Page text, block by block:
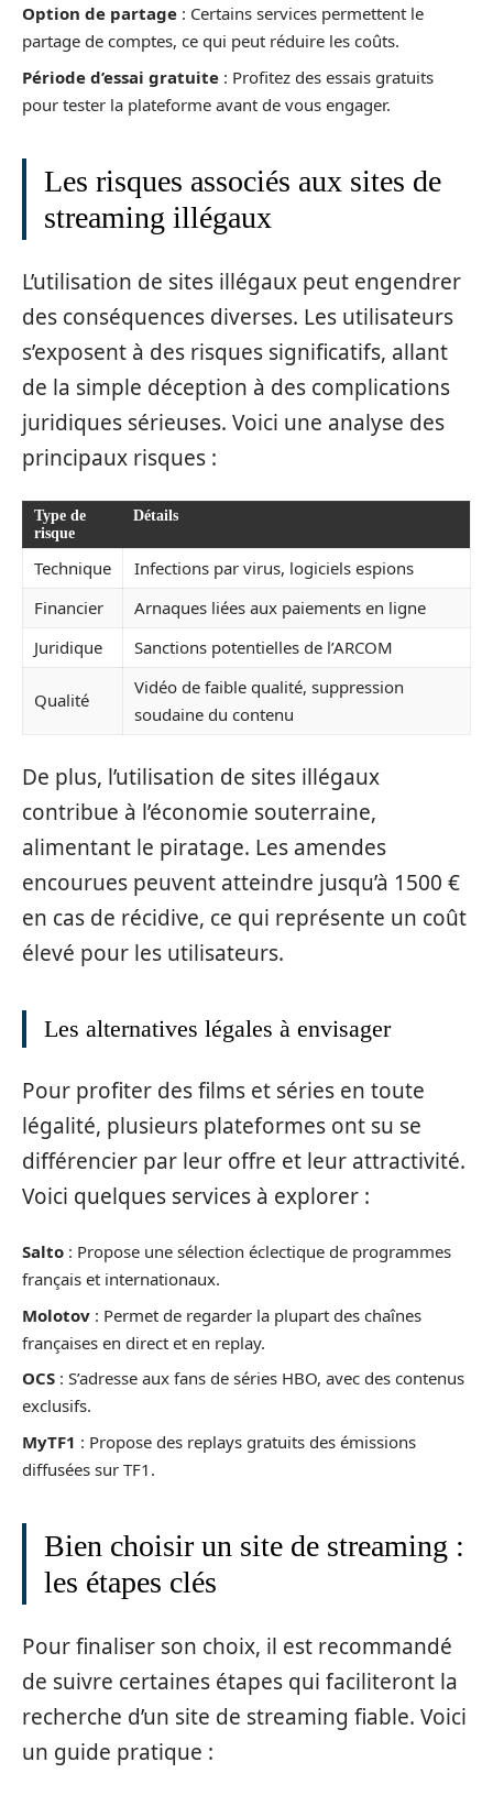
Option de partage : Certains services permettent le
partage de comptes, ce qui peut réduire les coûts.
Période d’essai gratuite : Profitez des essais gratuits
pour tester la plateforme avant de vous engager.
Les risques associés aux sites de
streaming illégaux
L’utilisation de sites illégaux peut engendrer
des conséquences diverses. Les utilisateurs
s’exposent à des risques significatifs, allant
de la simple déception à des complications
juridiques sérieuses. Voici une analyse des
principaux risques :
Type de
risque
Détails
Technique
Infections par virus, logiciels espions
Financier
Arnaques liées aux paiements en ligne
Juridique
Sanctions potentielles de l’ARCOM
Qualité
Vidéo de faible qualité, suppression
soudaine du contenu
De plus, l’utilisation de sites illégaux
contribue à l’économie souterraine,
alimentant le piratage. Les amendes
encourues peuvent atteindre jusqu’à 1500 €
en cas de récidive, ce qui représente un coût
élevé pour les utilisateurs.
Les alternatives légales à envisager
Pour profiter des films et séries en toute
légalité, plusieurs plateformes ont su se
différencier par leur offre et leur attractivité.
Voici quelques services à explorer :
Salto : Propose une sélection éclectique de programmes
français et internationaux.
Molotov : Permet de regarder la plupart des chaînes
françaises en direct et en replay.
OCS : S’adresse aux fans de séries HBO, avec des contenus
exclusifs.
MyTF1 : Propose des replays gratuits des émissions
diffusées sur TF1.
Bien choisir un site de streaming :
les étapes clés
Pour finaliser son choix, il est recommandé
de suivre certaines étapes qui faciliteront la
recherche d’un site de streaming fiable. Voici
un guide pratique :